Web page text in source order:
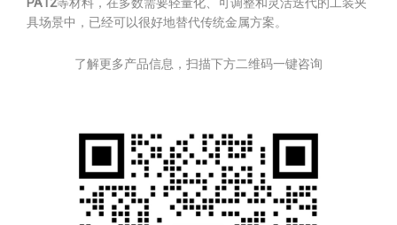
具场景中，已经可以很好地替代传统金属方案。
了解更多产品信息，扫描下方二维码一键咨询